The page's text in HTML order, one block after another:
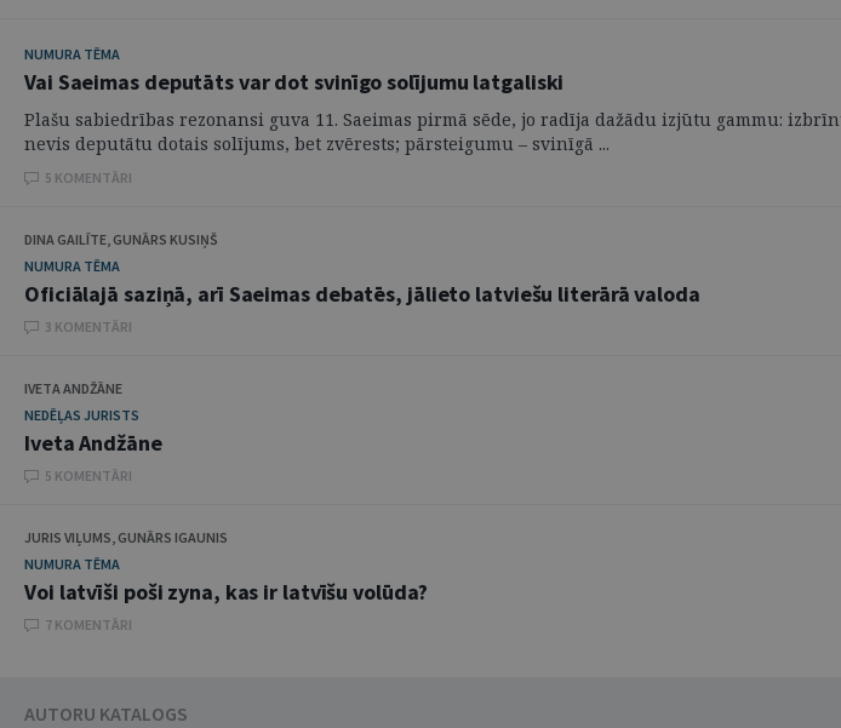
NUMURA TĒMA
Vai Saeimas deputāts var dot svinīgo solījumu latgaliski
Plašu sabiedrības rezonansi guva 11. Saeimas pirmā sēde, jo radīja dažādu izjūtu gammu:
nevis deputātu dotais solījums, bet zvērests; pārsteigumu – svinīgā ...
5 KOMENTĀRI
DINA GAILĪTE, GUNĀRS KUSIŅŠ
NUMURA TĒMA
Oficiālajā saziņā, arī Saeimas debatēs, jālieto latviešu literārā valoda
3 KOMENTĀRI
IVETA ANDŽĀNE
NEDĒĻAS JURISTS
Iveta Andžāne
5 KOMENTĀRI
JURIS VIĻUMS, GUNĀRS IGAUNIS
NUMURA TĒMA
Voi latvīši poši zyna, kas ir latvīšu volūda?
7 KOMENTĀRI
AUTORU KATALOGS